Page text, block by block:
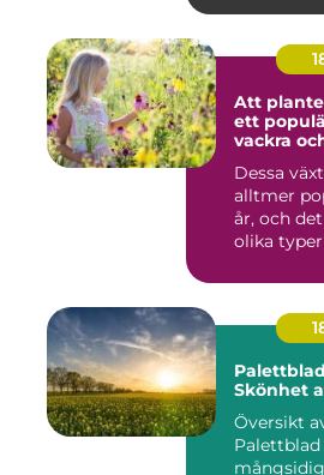
Att
ett
vackra
Dessa
alltmer
år, och
olika
Skönhet
Översikt